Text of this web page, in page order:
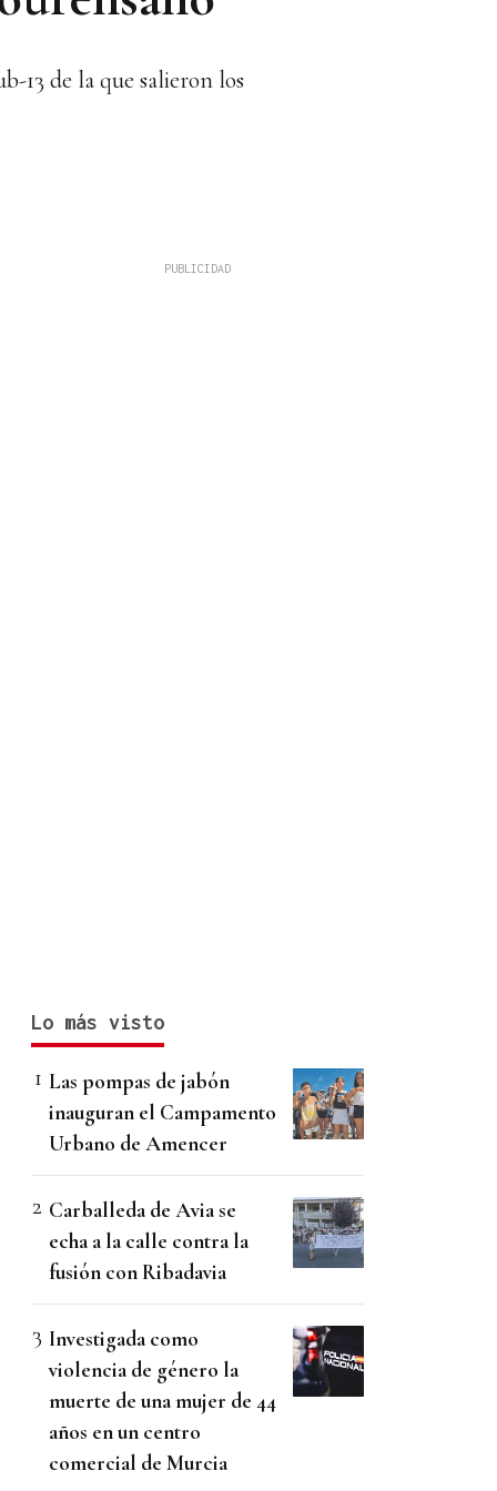
13 de la que salieron los
Lo más visto
Las pompas de jabón
inauguran el Campamento
Urbano de Amencer
Carballeda de Avia se
echa a la calle contra la
fusión con Ribadavia
Investigada como
violencia de género la
muerte de una mujer de 44
años en un centro
comercial de Murcia